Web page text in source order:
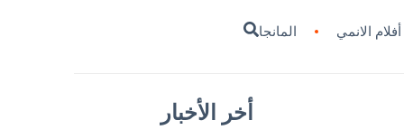
أفلام الانمي المانجا
أخر الأخبار